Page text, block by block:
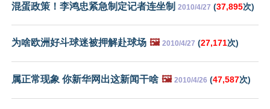
混蛋政策！李鸿忠紧急制定记者连坐制 2010/4/27 (37,895次)
为啥欧洲好斗球迷被押解赴球场 🖼️ 2010/4/27 (27,171次)
属正常现象 你新华网出这新闻干啥 🖼️ 2010/4/26 (47,587次)